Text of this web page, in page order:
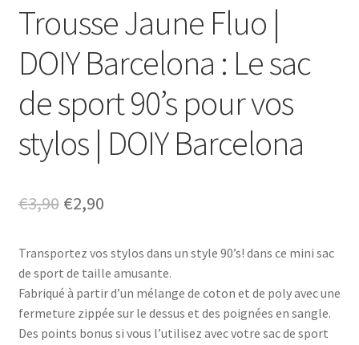
Trousse Jaune Fluo |
DOIY Barcelona : Le sac
de sport 90’s pour vos
stylos | DOIY Barcelona
€3,90 Le
initial
était :
€3,90.
€2,90Le
actuel
est :
€2,90.
Transportez vos stylos dans un style 90’s! dans ce mini sac
de sport de taille amusante.
Fabriqué à partir d’un mélange de coton et de poly avec une
fermeture zippée sur le dessus et des poignées en sangle.
Des points bonus si vous l’utilisez avec votre sac de sport